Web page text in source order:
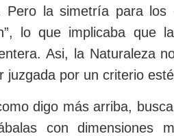
Pero la simetría para los
lo que implicaba que
Asi, la Naturaleza
juzgada por un criterio
digo más arriba,
con dimensiones